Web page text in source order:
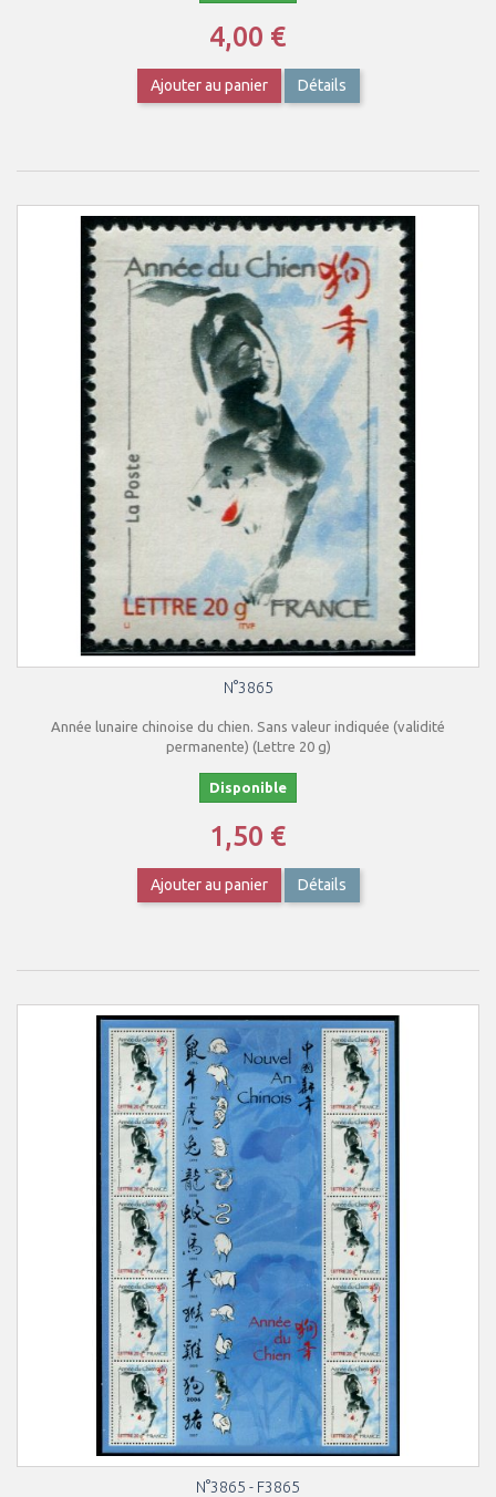
4,00 €
Ajouter au panier Détails
N°3865
Année lunaire chinoise du chien. Sans valeur indiquée (validité
permanente) (Lettre 20 g)
Disponible
1,50 €
Ajouter au panier Détails
N°3865 - F3865